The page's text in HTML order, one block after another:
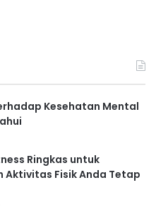
Kesehatan Mental
Ringkas untuk
Aktivitas Fisik Anda Tetap